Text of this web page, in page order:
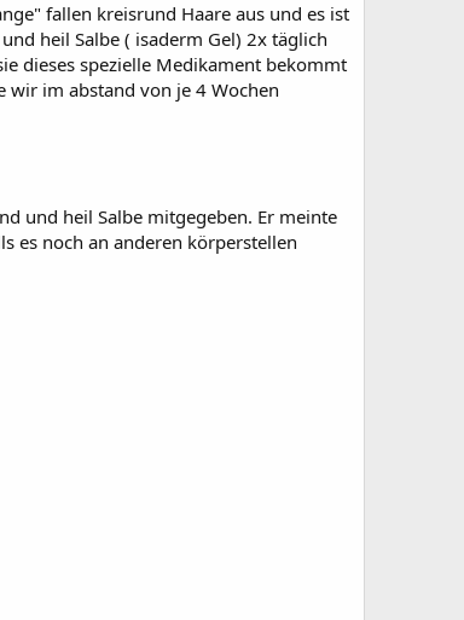
fallen kreisrund Haare aus und es ist
heil Salbe ( isaderm Gel) 2x täglich
dieses spezielle Medikament bekommt
wir im abstand von je 4 Wochen
und heil Salbe mitgegeben. Er meinte
es noch an anderen körperstellen